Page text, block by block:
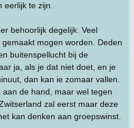
te zijn.
behoorlijk degelijk. Veel
mogen worden. Deden
buitenspellucht bij de
ja, als je dat niet doet, en je
dan kan ie zomaar vallen.
de hand, maar wel tegen
zal eerst maar deze
kan denken aan groepswinst.